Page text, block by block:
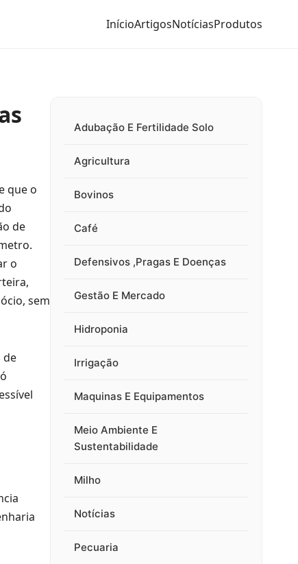
InícioArtigosNotíciasProdutos
que o
de
o
sem
de
Adubação E Fertilidade Solo
Agricultura
Bovinos
Café
Defensivos ,Pragas E Doenças
Gestão E Mercado
Hidroponia
Irrigação
Maquinas E Equipamentos
Meio Ambiente E
Sustentabilidade
Milho
Notícias
Pecuaria